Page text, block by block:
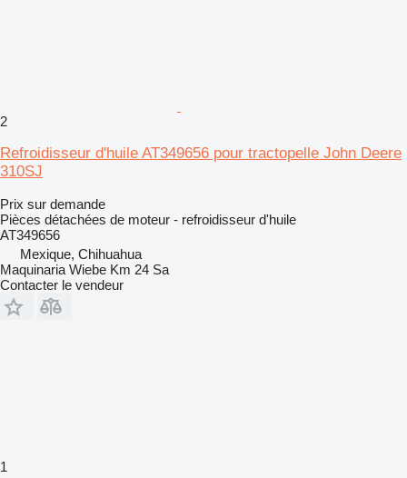
2
Refroidisseur d'huile AT349656 pour tractopelle John Deere
310SJ
Prix sur demande
Pièces détachées de moteur - refroidisseur d'huile
AT349656
Mexique, Chihuahua
Maquinaria Wiebe Km 24 Sa
Contacter le vendeur
1